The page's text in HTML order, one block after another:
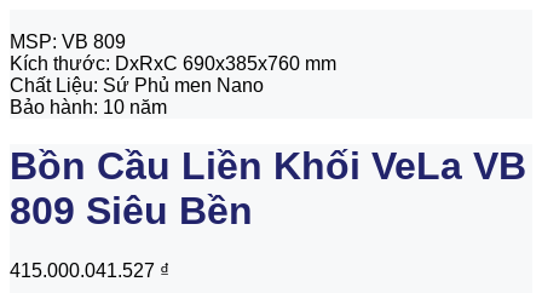
MSP: VB 809
Kích thước: DxRxC 690x385x760 mm
Chất Liệu: Sứ Phủ men Nano
Bảo hành: 10 năm
Bồn Cầu Liền Khối VeLa VB
809 Siêu Bền
415.000.041.527 ₫